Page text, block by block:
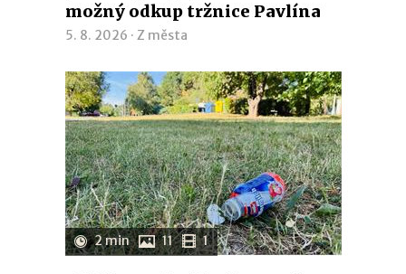
možný odkup tržnice Pavlína
5. 8. 2026 · Z města
2 min 11 1